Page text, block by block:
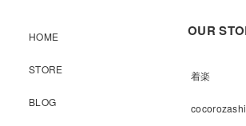
HOME
STORE
BLOG
OUR
着楽
cocorozashi